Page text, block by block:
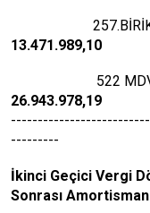
257.BİRİKMİŞ
13.471.989,10
522 MDV
26.943.978,19
---------
İkinci Geçici Vergi
Sonrası Amortisman